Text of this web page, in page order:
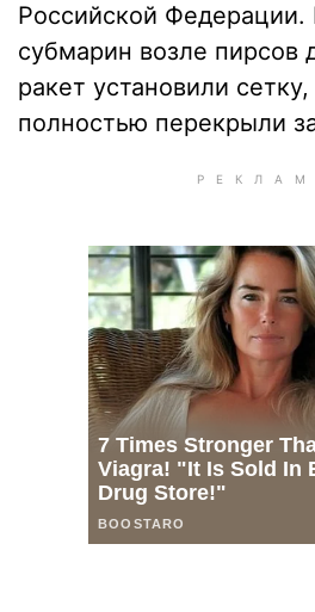
Российской
субмарин возле пирсов
ракет установили
полностью перекрыли